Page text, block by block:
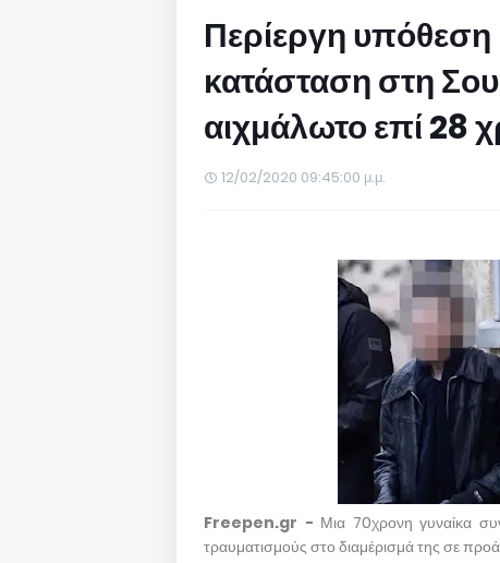
Περίεργη υπόθεση
κατάσταση στη
αιχμάλωτο επί 28
12/02/2020 09:45:00 μ.μ.
Freepen.gr - Μια 70χρονη γυναίκα
τραυματισμούς στο διαμέρισμά της σε